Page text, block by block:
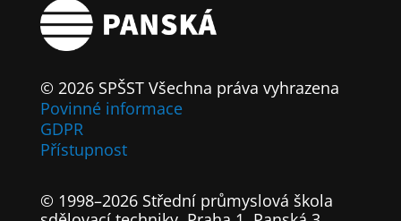
© 2026 SPŠST Všechna práva vyhrazena
Povinné informace
GDPR
Přístupnost
© 1998–2026 Střední průmyslová škola